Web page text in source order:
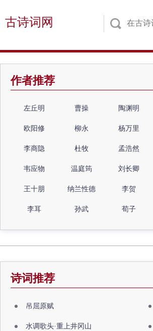
古诗词网
作者推荐
左丘明 曹操 陶渊明
欧阳修 柳永 杨万里
李商隐 杜牧 孟浩然
韦应物 温庭筠 刘长卿
王十朋 纳兰性德 李贺
李耳 孙武 荀子
诗词推荐
吊屈原赋
水调歌头·重上井冈山